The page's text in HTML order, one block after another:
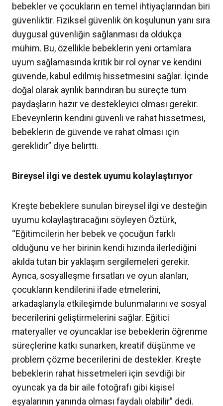
bebekler ve çocukların en temel ihtiyaçlarından biri
güvenliktir. Fiziksel güvenlik ön koşulunun yanı sıra
duygusal güvenliğin sağlanması da oldukça
mühim. Bu, özellikle bebeklerin yeni ortamlara
uyum sağlamasında kritik bir rol oynar ve kendini
güvende, kabul edilmiş hissetmesini sağlar. İçinde
doğal olarak ayrılık barındıran bu süreçte tüm
paydaşların hazır ve destekleyici olması gerekir.
Ebeveynlerin kendini güvenli ve rahat hissetmesi,
bebeklerin de güvende ve rahat olması için
gereklidir” diye belirtti.
Bireysel ilgi ve destek uyumu kolaylaştırıyor
Kreşte bebeklere sunulan bireysel ilgi ve desteğin
uyumu kolaylaştıracağını söyleyen Öztürk,
“Eğitimcilerin her bebek ve çocuğun farklı
olduğunu ve her birinin kendi hızında ilerlediğini
akılda tutan bir yaklaşım sergilemeleri gerekir.
Ayrıca, sosyalleşme fırsatları ve oyun alanları,
çocukların kendilerini ifade etmelerini,
arkadaşlarıyla etkileşimde bulunmalarını ve sosyal
becerilerini geliştirmelerini sağlar. Eğitici
materyaller ve oyuncaklar ise bebeklerin öğrenme
süreçlerine katkı sunarken, kreatif düşünme ve
problem çözme becerilerini de destekler. Kreşte
bebeklerin rahat hissetmeleri için sevdiği bir
oyuncak ya da bir aile fotoğrafı gibi kişisel
eşyalarının yanında olması faydalı olabilir” dedi.